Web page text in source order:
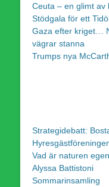
Ceuta – en glimt av
Stödgala för ett
Gaza efter kriget…
vägrar stanna
Trumps nya
Strategidebatt:
Vad är naturen
Alyssa Battistoni
Sommarinsamling